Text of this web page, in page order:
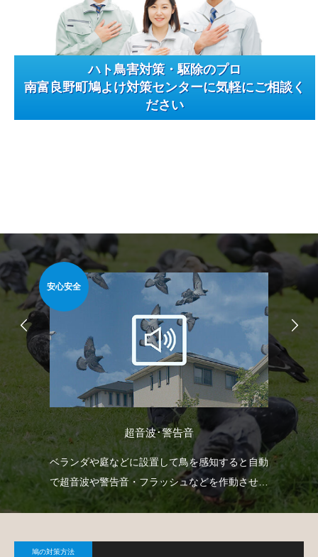
ハト鳥害対策・駆除のプロ
南富良野町鳩よけ対策センターに気軽にご相談く
ださい
安心安全
超音波･警告音
ベランダや庭などに設置して鳥を感知すると自動
で超音波や警告音・フラッシュなどを作動させて
鳩の侵入を防ぐという装置です。
鳩の対策方法